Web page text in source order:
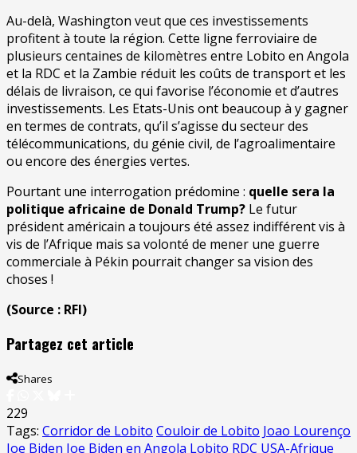
Au-delà, Washington veut que ces investissements
profitent à toute la région. Cette ligne ferroviaire de
plusieurs centaines de kilomètres entre Lobito en Angola
et la RDC et la Zambie réduit les coûts de transport et les
délais de livraison, ce qui favorise l’économie et d’autres
investissements. Les Etats-Unis ont beaucoup à y gagner
en termes de contrats, qu’il s’agisse du secteur des
télécommunications, du génie civil, de l’agroalimentaire
ou encore des énergies vertes.
Pourtant une interrogation prédomine : quelle sera la
politique africaine de Donald Trump? Le futur
président américain a toujours été assez indifférent vis à
vis de l’Afrique mais sa volonté de mener une guerre
commerciale à Pékin pourrait changer sa vision des
choses !
(Source : RFI)
Partagez cet article
Shares
229
Tags: Corridor de Lobito Couloir de Lobito Joao Lourenço
Joe Biden Joe Biden en Angola Lobito RDC USA-Afrique